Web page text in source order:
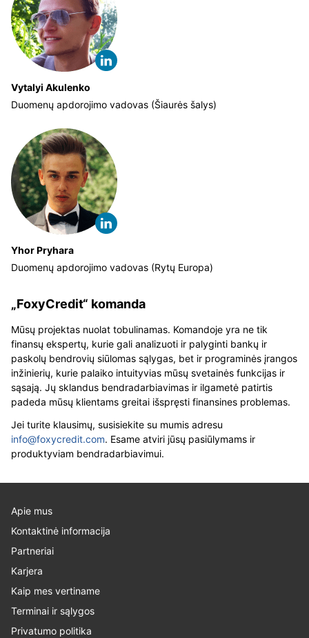
Vytalyi Akulenko
Duomenų apdorojimo vadovas (Šiaurės šalys)
Yhor Pryhara
Duomenų apdorojimo vadovas (Rytų Europa)
„FoxyCredit“ komanda
Mūsų projektas nuolat tobulinamas. Komandoje yra ne tik
finansų ekspertų, kurie gali analizuoti ir palyginti bankų ir
paskolų bendrovių siūlomas sąlygas, bet ir programinės įrangos
inžinierių, kurie palaiko intuityvias mūsų svetainės funkcijas ir
sąsają. Jų sklandus bendradarbiavimas ir ilgametė patirtis
padeda mūsų klientams greitai išspręsti finansines problemas.
Jei turite klausimų, susisiekite su mumis adresu
info@foxycredit.com. Esame atviri jūsų pasiūlymams ir
produktyviam bendradarbiavimui.
Apie mus
Kontaktinė informacija
Partneriai
Karjera
Kaip mes vertiname
Terminai ir sąlygos
Privatumo politika